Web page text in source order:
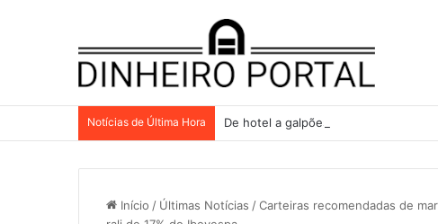
Notícias de Última Hora De hotel a galpões, TRX acelera
Início / Últimas Notícias /Carteiras recomendadas de